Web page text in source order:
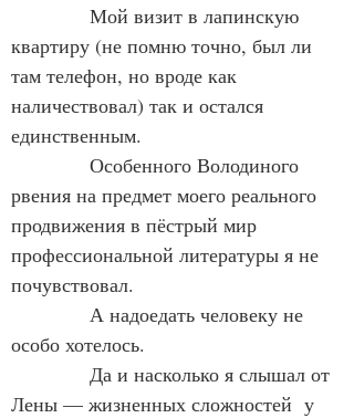
Мой визит в лапинскую
квартиру (не помню точно, был ли
там телефон, но вроде как
наличествовал) так и остался
единственным.
Особенного Володиного
рвения на предмет моего реального
продвижения в пёстрый мир
профессиональной литературы я не
почувствовал.
А надоедать человеку не
особо хотелось.
Да и насколько я слышал от
Лены — жизненных сложностей  у